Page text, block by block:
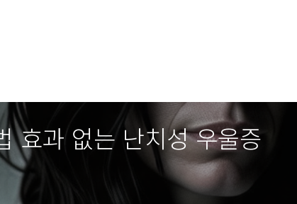
효과 없는 난치성 우울증